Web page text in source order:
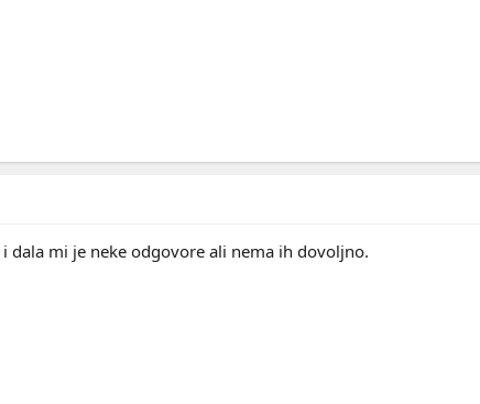
dala mi je neke odgovore ali nema ih dovoljno.